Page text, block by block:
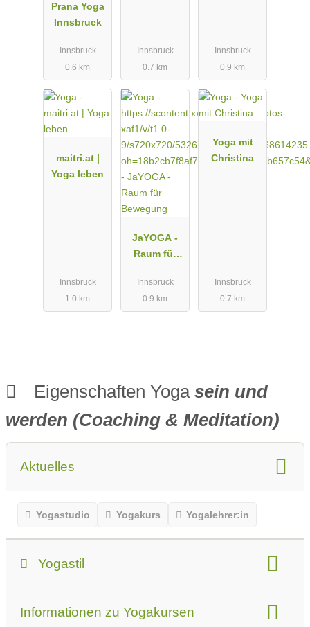
Prana Yoga
Innsbruck
Innsbruck
0.6 km
Innsbruck
0.7 km
Innsbruck
0.9 km
maitri.at |
Yoga leben
Innsbruck
1.0 km
JaYOGA -
Raum für
Innsbruck
0.9 km
Yoga mit
Christina
Innsbruck
0.7 km
Eigenschaften Yoga sein und
werden (Coaching & Meditation)
Aktuelles
Yogastudio Yogakurs Yogalehrer:in
Yogastil
Informationen zu Yogakursen